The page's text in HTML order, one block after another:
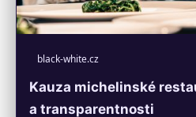
black-white.cz
Kauza michelinské
a transparentnosti